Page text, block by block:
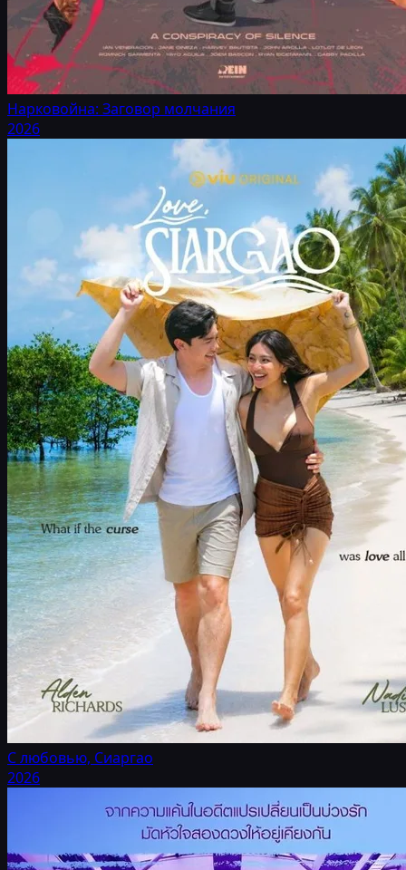
Нарковойна: Заговор молчания
2026
С любовью, Сиаргао
2026